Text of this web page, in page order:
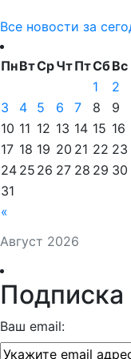
Все новости за
Август 2026
ПнВтСрЧтПтСбВс
«
1
2
3
4 5 6 7 8
9
10 11 12 13 14 15 16
17 18 19 20 21 22 23
24 25 26 27 28 29 30
31
Подписка
Ваш email: